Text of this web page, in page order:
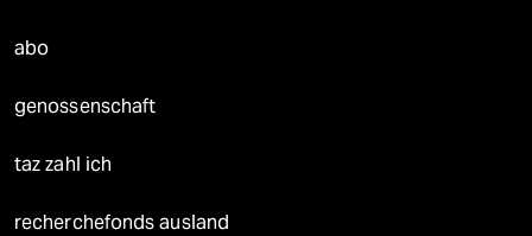
abo
genossenschaft
taz zahl ich
recherchefonds ausland